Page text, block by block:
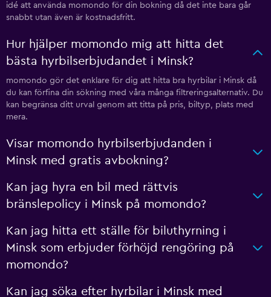
idé att använda momondo för din bokning då det inte bara går
snabbt utan även är kostnadsfritt.
Hur hjälper momondo mig att hitta det
bästa hyrbilserbjudandet i Minsk?
momondo gör det enklare för dig att hitta bra hyrbilar i Minsk då
du kan förfina din sökning med våra många filtreringsalternativ. Du
kan begränsa ditt urval genom att titta på pris, biltyp, plats med
mera.
Visar momondo hyrbilserbjudanden i
Minsk med gratis avbokning?
Kan jag hyra en bil med rättvis
bränslepolicy i Minsk på momondo?
Kan jag hitta ett ställe för biluthyrning i
Minsk som erbjuder förhöjd rengöring på
momondo?
Kan jag söka efter hyrbilar i Minsk med